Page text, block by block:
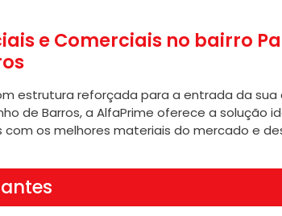
e Comerciais no bairro
estrutura reforçada para a entrada da sua
de Barros, a AlfaPrime oferece a solução
os melhores materiais do mercado e